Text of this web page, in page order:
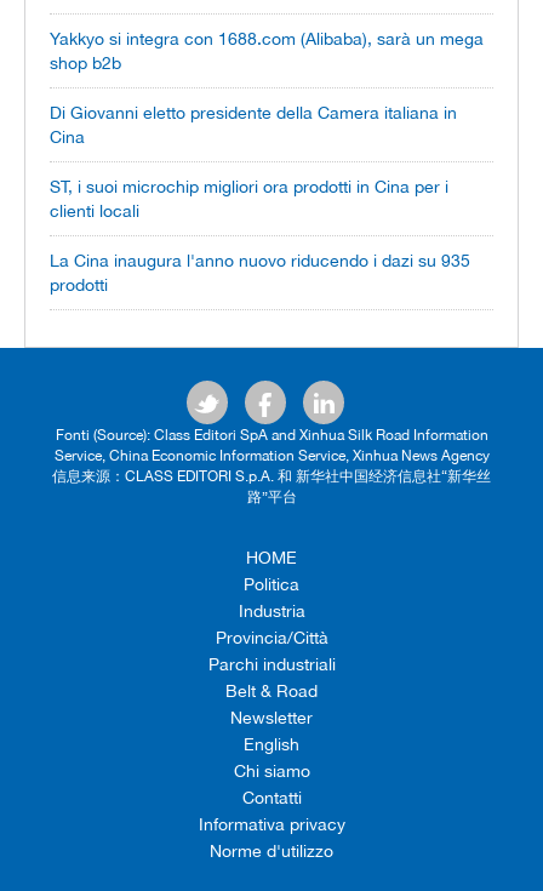
Yakkyo si integra con 1688.com (Alibaba), sarà un mega
shop b2b
Di Giovanni eletto presidente della Camera italiana in
Cina
ST, i suoi microchip migliori ora prodotti in Cina per i
clienti locali
La Cina inaugura l'anno nuovo riducendo i dazi su 935
prodotti
Fonti (Source): Class Editori SpA and Xinhua Silk Road Information
Service, China Economic Information Service, Xinhua News Agency
信息来源：CLASS EDITORI S.p.A. 和 新华社中国经济信息社“新华丝
路”平台
HOME
Politica
Industria
Provincia/Città
Parchi industriali
Belt & Road
Newsletter
English
Chi siamo
Contatti
Informativa privacy
Norme d'utilizzo